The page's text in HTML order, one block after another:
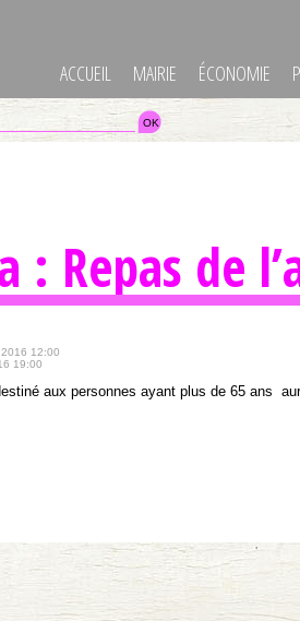
ACCUEIL MAIRIE ÉCONOMIE
: Repas de
12:00
19:00
aux personnes ayant plus de 65 ans